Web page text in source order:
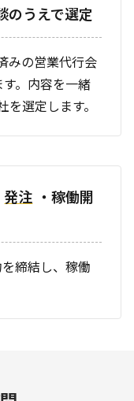
のうえで選定
みの営業代行会
。内容を一緒
選定します。
発注 ・稼働開
締結し、稼働